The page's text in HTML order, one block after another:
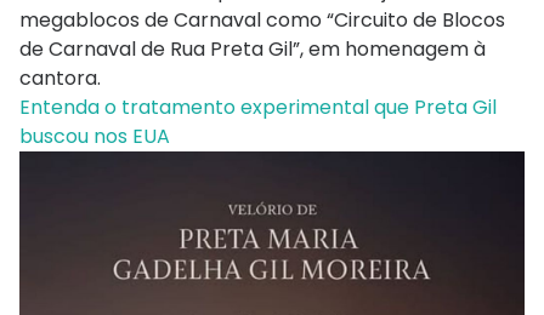
megablocos de Carnaval como “Circuito de Blocos
de Carnaval de Rua Preta Gil”, em homenagem à
cantora.
Entenda o tratamento experimental que Preta Gil
buscou nos EUA